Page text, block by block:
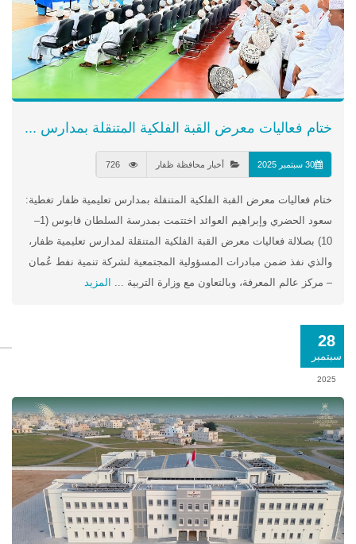
ختام فعاليات معرض القبة الفلكية المتنقلة بمدارس ...
30 سبتمبر 2025 أخبار محافظة ظفار
ختام فعاليات معرض القبة الفلكية المتنقلة بمدارس تعليمية ظفار تغطية:
سعود الحضري وإبراهيم العوائد اختتمت بمدرسة السلطان قابوس (1–
10) بصلالة فعاليات معرض القبة الفلكية المتنقلة لمدارس تعليمية ظفار،
والذي نفذ ضمن مبادرات المسؤولية المجتمعية لشركة تنمية نفط عُمان
– مركز عالم المعرفة، وبالتعاون مع وزارة التربية ... المزيد
28
سبتمبر
2025